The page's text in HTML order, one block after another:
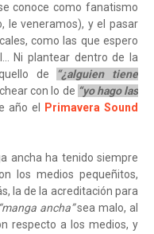
conoce como fanatismo
le veneramos), y el pasar
como las que espero
Ni plantear dentro de la
de “¿alguien tiene
con lo de “yo hago las
año el
Primavera Sound
ancha ha tenido siempre
los medios pequeñitos,
la de la acreditación para
ancha”sea malo, al
respecto a los medios, y